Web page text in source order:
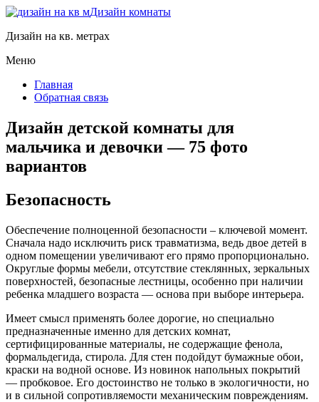
Дизайн комнаты
Дизайн на кв. метрах
Меню
Главная
Обратная связь
Дизайн детской комнаты для
мальчика и девочки — 75 фото
вариантов
Безопасность
Обеспечение полноценной безопасности – ключевой момент.
Сначала надо исключить риск травматизма, ведь двое детей в
одном помещении увеличивают его прямо пропорционально.
Округлые формы мебели, отсутствие стеклянных, зеркальных
поверхностей, безопасные лестницы, особенно при наличии
ребенка младшего возраста — основа при выборе интерьера.
Имеет смысл применять более дорогие, но специально
предназначенные именно для детских комнат,
сертифицированные материалы, не содержащие фенола,
формальдегида, стирола. Для стен подойдут бумажные обои,
краски на водной основе. Из новинок напольных покрытий
— пробковое. Его достоинство не только в экологичности, но
и в сильной сопротивляемости механическим повреждениям.